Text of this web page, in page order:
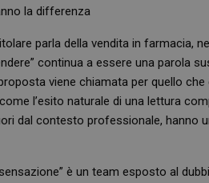
la differenza
parla della vendita in farmacia,
continua a essere una parola
viene chiamata per quello
l’esito naturale di una lettura
dal contesto professionale, hanno
è un team esposto al
Necessari
contribuiscono a rendere fruibile il sito
alle aree protette del sito. Il sito web non è in
FORNITORE /
DOMINIO